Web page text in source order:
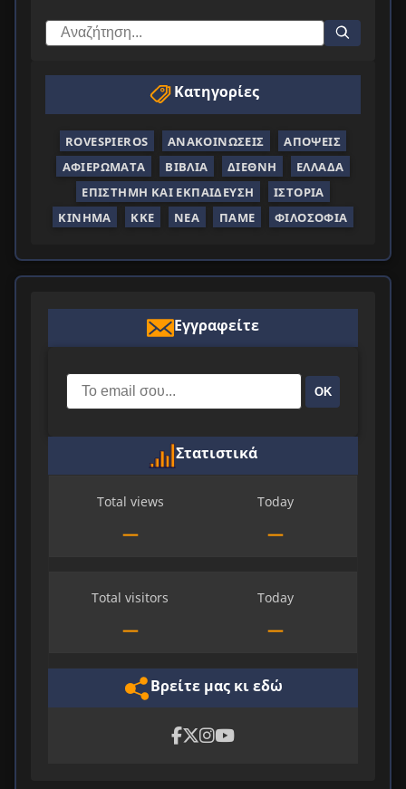
Κατηγορίες
ROVESPIEROS ΑΝΑΚΟΙΝΏΣΕΙΣ
ΑΠΌΨΕΙΣ
ΑΦΙΕΡΏΜΑΤΑ
ΒΙΒΛΊΑ ΔΙΕΘΝΉ
ΕΛΛΆΔΑ
ΕΠΙΣΤΉΜΗ ΚΑΙ ΕΚΠΑΊΔΕΥΣΗ
ΙΣΤΟΡΊΑ
ΚΊΝΗΜΑ
ΚΚΕ ΝΈΑ ΠΑΜΕ ΦΙΛΟΣΟΦΊΑ
Εγγραφείτε
ΟΚ
Στατιστικά
Total views
—
Today
—
Total visitors
—
Today
—
Βρείτε μας κι εδώ